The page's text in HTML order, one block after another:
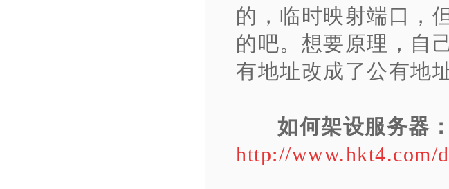
的，临时映射端口，
的吧。想要原理，自
有地址改成了公有地
如何架设服务器：
http://www.hkt4.com/